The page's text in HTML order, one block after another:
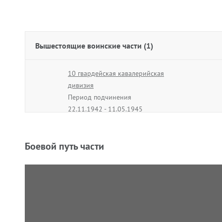
Вышестоящие воинские части (1)
10 гвардейская кавалерийская
дивизия
Период подчинения
22.11.1942 - 11.05.1945
Боевой путь части